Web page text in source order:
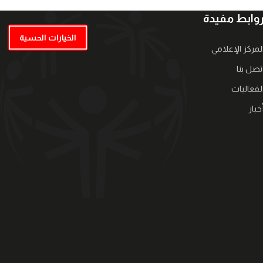
الخيارات الحسية
روابط مفيدة
المركز الإعلامي
اتصل بنا
الفعاليات
أخبار